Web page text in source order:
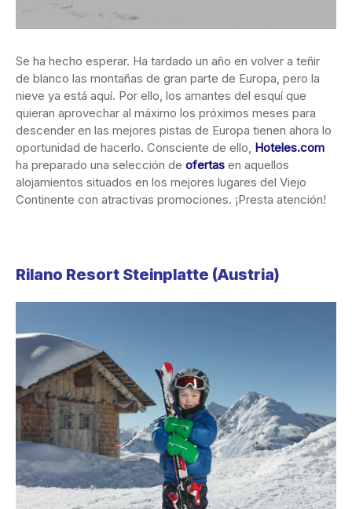
Se ha hecho esperar. Ha tardado un año en volver a teñir
de blanco las montañas de gran parte de Europa, pero la
nieve ya está aquí. Por ello, los amantes del esquí que
quieran aprovechar al máximo los próximos meses para
descender en las mejores pistas de Europa tienen ahora lo
oportunidad de hacerlo. Consciente de ello, Hoteles.com
ha preparado una selección de ofertas en aquellos
alojamientos situados en los mejores lugares del Viejo
Continente con atractivas promociones. ¡Presta atención!
Rilano Resort Steinplatte (Austria)